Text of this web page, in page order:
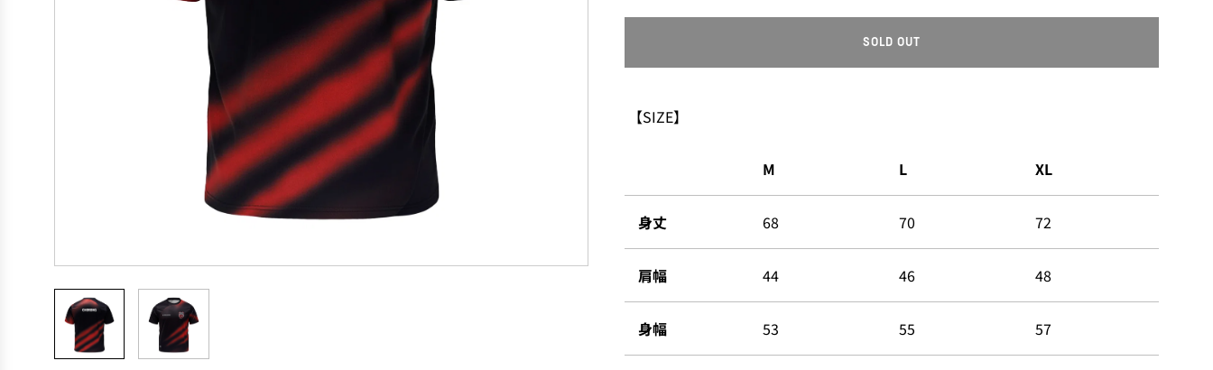
SOLD OUT
O
【SIZE】
M L XL
身丈 68 70 72
肩幅 44 46 48
身幅 53 55 57